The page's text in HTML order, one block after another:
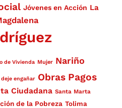
Jóvenes en Acción La
de Vivienda Mujer Nariño
deje engañar Obras Pagos
Ciudadana Santa Marta
de la Pobreza Tolima